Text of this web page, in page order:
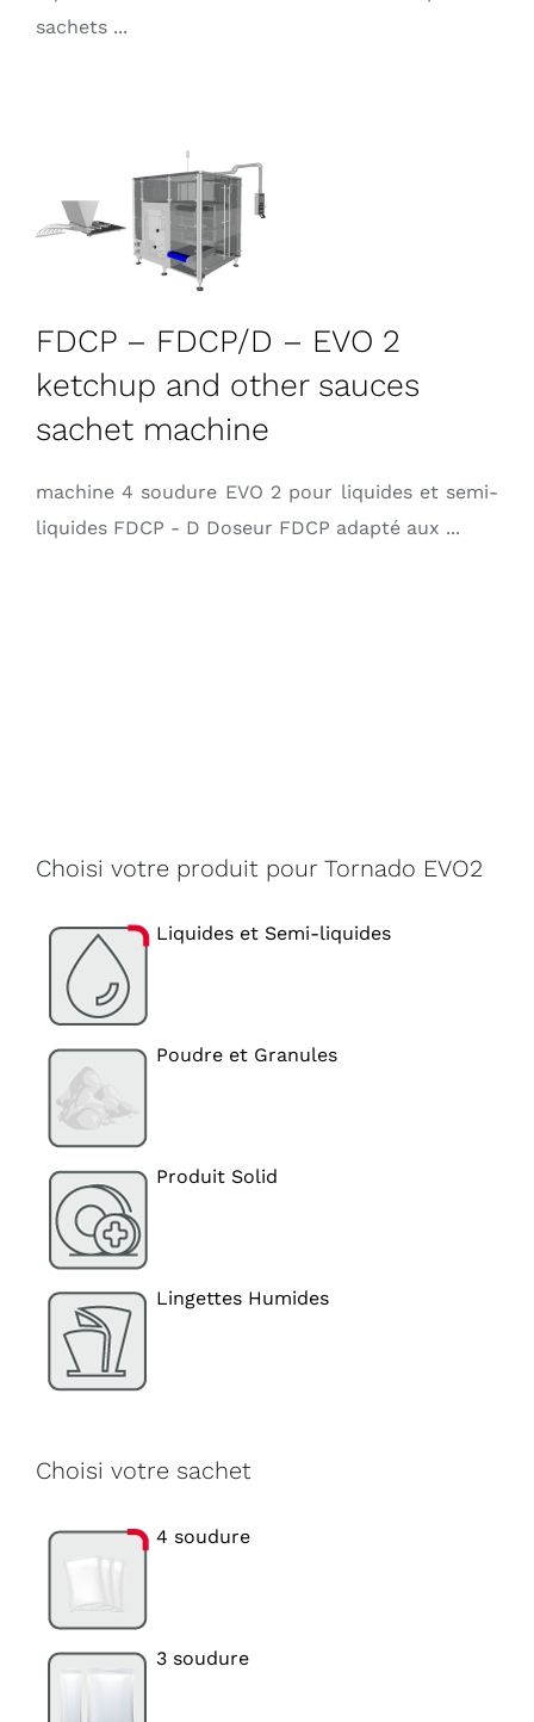
sachets ...
FDCP – FDCP/D – EVO 2
ketchup and other sauces
sachet machine
machine 4 soudure EVO 2 pour liquides et semi-
liquides FDCP - D Doseur FDCP adapté aux ...
Choisi votre produit pour Tornado EVO2
Liquides et Semi-liquides
Poudre et Granules
Produit Solid
Lingettes Humides
Choisi votre sachet
4 soudure
3 soudure